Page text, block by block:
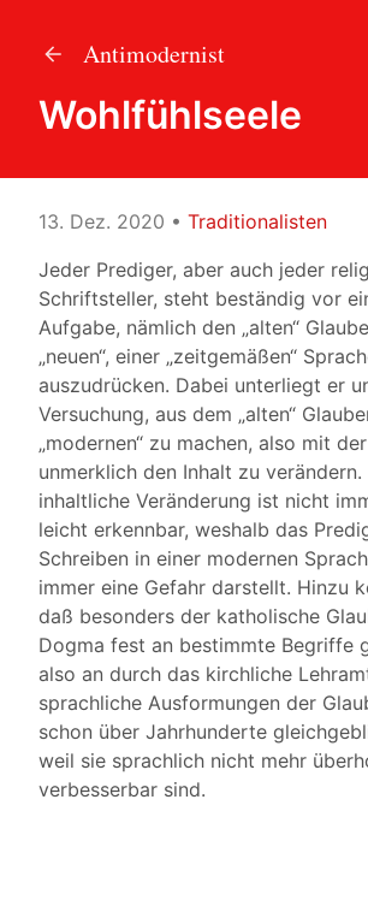
Antimodernist
Wohlfühlseele
13. Dez. 2020 • Traditionalisten
Jeder Prediger, aber auch jeder
Schriftsteller, steht beständig vor
Aufgabe, nämlich den „alten“
„neuen“, einer „zeitgemäßen“
auszudrücken. Dabei unterliegt er
Versuchung, aus dem „alten“
„modernen“ zu machen, also mit
unmerklich den Inhalt zu verändern.
inhaltliche Veränderung ist nicht
leicht erkennbar, weshalb das
Schreiben in einer modernen
immer eine Gefahr darstellt. Hinzu
daß besonders der katholische
Dogma fest an bestimmte Begriffe
also an durch das kirchliche
sprachliche Ausformungen der
schon über Jahrhunderte
weil sie sprachlich nicht mehr
verbesserbar sind.